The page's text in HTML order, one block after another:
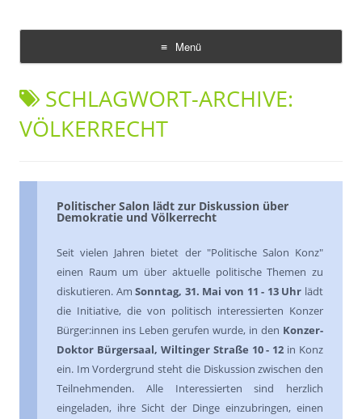
Menü
Zum
springenSCHLAGWORT-ARCHIVE:
VÖLKERRECHT
Politischer Salon lädt zur Diskussion über
Demokratie und Völkerrecht
Seit vielen Jahren bietet der "Politische Salon Konz"
einen Raum um über aktuelle politische Themen zu
diskutieren. AmSonntag, 31. Mai von 11 - 13 Uhr lädt
die Initiative, die von politisch interessierten Konzer
Bürger:innen ins Leben gerufen wurde, in den Konzer-
Doktor Bürgersaal, Wiltinger Straße 10 - 12 in Konz
ein. Im Vordergrund steht die Diskussion zwischen den
Teilnehmenden. Alle Interessierten sind herzlich
eingeladen, ihre Sicht der Dinge einzubringen, einen